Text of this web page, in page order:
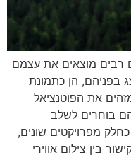
רבים מוצאים את עצמם
בפניהם, הן כתמונת
את הפוטנציאל
בוחרים לשלב
מפרויקטים שונים,
בין צילום אווירי